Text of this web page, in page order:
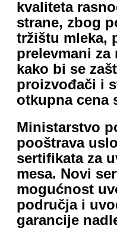
kvaliteta
strane, zbog
tržištu mleka,
prelevmani za
kako bi se
proizvođači i
otkupna cena
Ministarstvo
pooštrava
sertifikata za
mesa. Novi
mogućnost
područja i
garancije